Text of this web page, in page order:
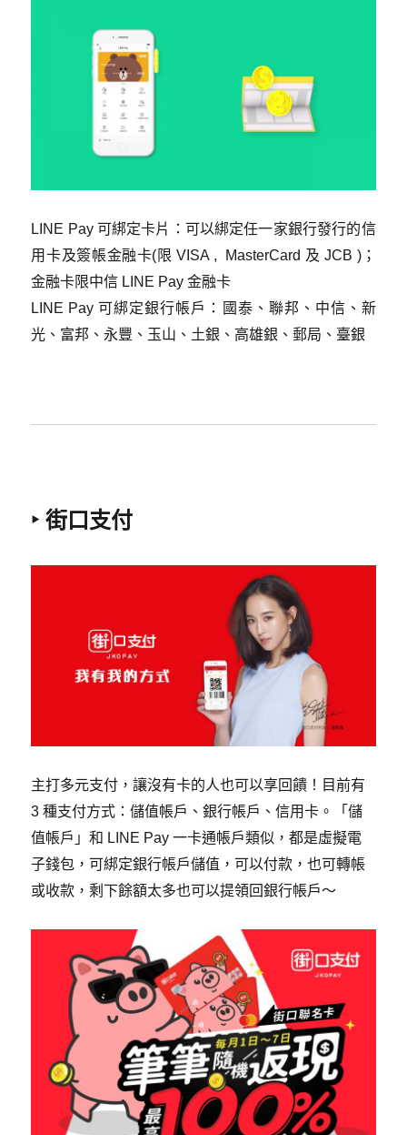
LINE Pay 可綁定卡片： 可以綁定任一家銀行發行的信
用卡及簽帳金融卡(限 VISA , MasterCard 及 JCB )；
金融卡限中信 LINE Pay 金融卡
LINE Pay 可綁定銀行帳戶：國泰、聯邦、中信、新
光、富邦、永豐、玉山、土銀、高雄銀、郵局、臺銀
‣ 街口支付
主打多元支付，讓沒有卡的人也可以享回饋！目前有
3 種支付方式：儲值帳戶、銀行帳戶、信用卡。「儲
值帳戶」和 LINE Pay 一卡通帳戶類似，都是虛擬電
子錢包，可綁定銀行帳戶儲值，可以付款，也可轉帳
或收款，剩下餘額太多也可以提領回銀行帳戶～